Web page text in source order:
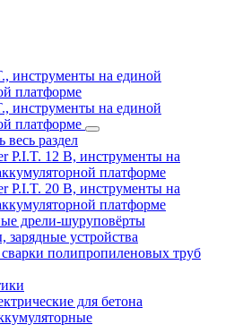
инструменты на единой
платформе
инструменты на единой
платформе
весь раздел
P.I.T. 12 В, инструменты на
платформе
P.I.T. 20 В, инструменты на
платформе
дрели-шуруповёрты
зарядные устройства
полипропиленовых труб
для бетона